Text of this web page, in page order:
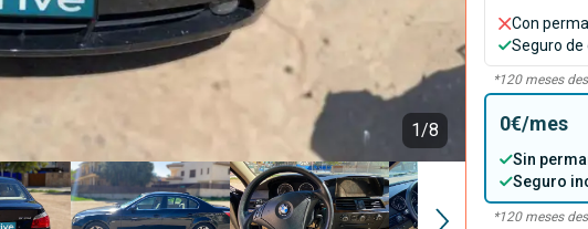
1/8
Con
Seguro de
*120meses
0€/mes
Sin
Seguro
*120meses